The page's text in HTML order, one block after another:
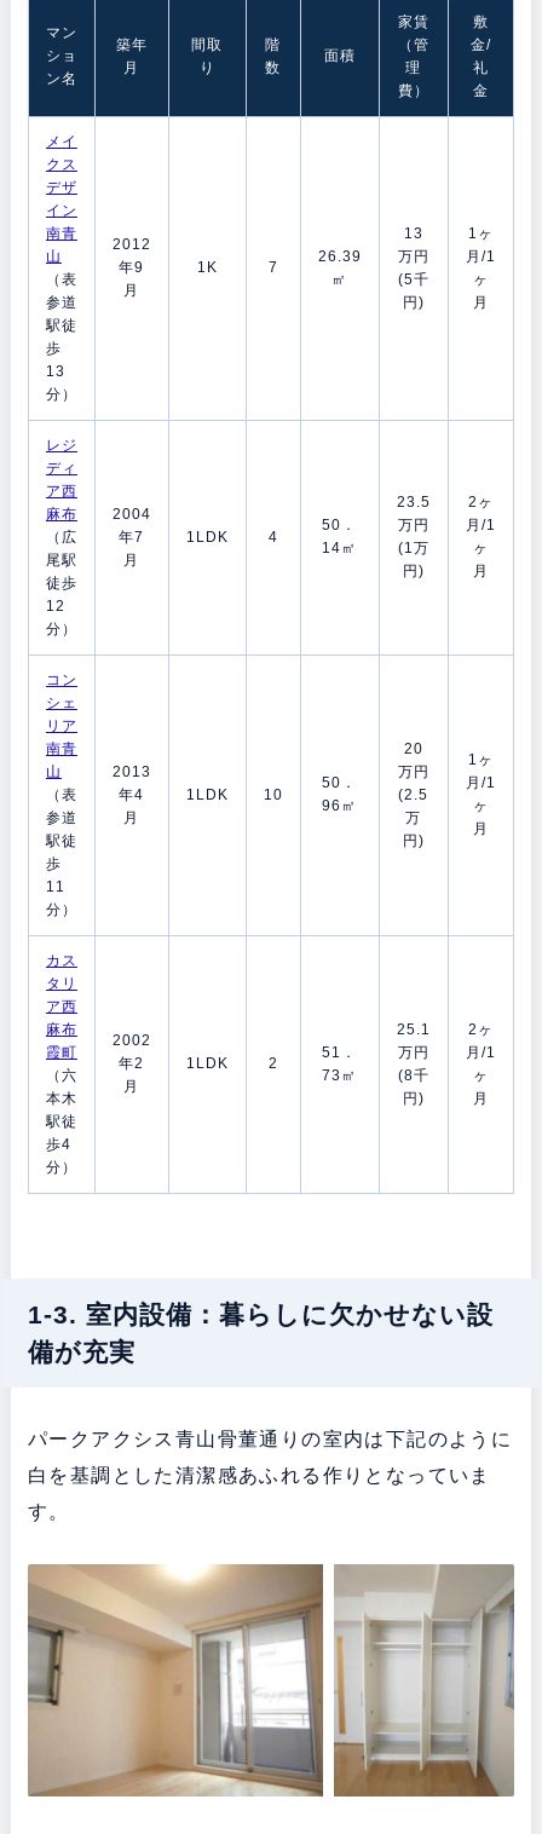
マン
ショ
ン名
築年
月
間取
り
階
数
面積
家賃
（管
理
費）
敷
金/
礼
金
メイ
クス
デザ
イン
南青
山
（表
参道
駅徒
歩
13
分）
2012
年9
月
1K 7
26.39
㎡
13
万円
(5千
円)
1ヶ
月/1
ヶ
月
レジ
ディ
ア西
麻布
（広
尾駅
徒歩
12
分）
2004
年7
月
1LDK 4
50．
14㎡
23.5
万円
(1万
円)
2ヶ
月/1
ヶ
月
コン
シェ
リア
南青
山
（表
参道
駅徒
歩
11
分）
2013
年4
月
1LDK 10
50．
96㎡
20
万円
(2.5
万
円)
1ヶ
月/1
ヶ
月
カス
タリ
ア西
麻布
霞町
（六
本木
駅徒
歩4
分）
2002
年2
月
1LDK 2
51．
73㎡
25.1
万円
(8千
円)
2ヶ
月/1
ヶ
月
1-3. 室内設備：暮らしに欠かせない設
備が充実
パークアクシス青山骨董通りの室内は下記のように
白を基調とした清潔感あふれる作りとなっていま
す。